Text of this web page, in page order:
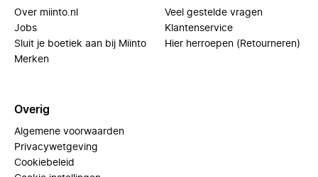
Over miinto.nl
Jobs
Sluit je boetiek aan bij Miinto
Merken
Veel gestelde vragen
Klantenservice
Hier herroepen (Retourneren)
Overig
Algemene voorwaarden
Privacywetgeving
Cookiebeleid